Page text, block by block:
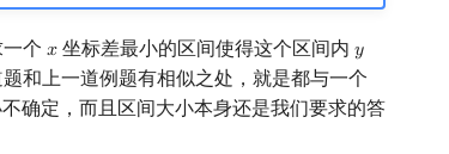
一个𝑥
x 坐标差最小的区间使得这个区间内𝑦
y
题和上一道例题有相似之处，就是都与一个
确定，而且区间大小本身还是我们要求的答